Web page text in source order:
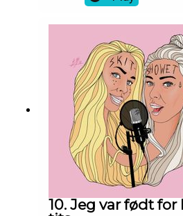
voldsomt beauty-regime
clean-girl-heten while doing
mote (og isbilen) får
gjennomgå. Skitn beklager
ymse lyd og klipp da det
oppstå technical issues
sesongens siste epp. Kjør
10. Jeg var født